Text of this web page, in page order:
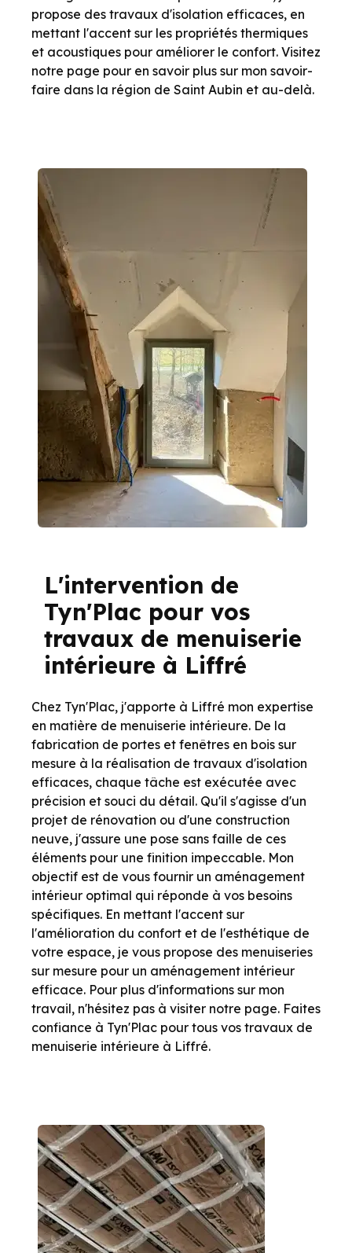
propose des travaux d'isolation efficaces, en
mettant l'accent sur les propriétés thermiques
et acoustiques pour améliorer le confort. Visitez
notre page pour en savoir plus sur mon savoir-
faire dans la région de Saint Aubin et au-delà.
L'intervention de
Tyn'Plac pour vos
travaux de menuiserie
intérieure à Liffré
Chez Tyn'Plac, j'apporte à Liffré mon expertise
en matière de menuiserie intérieure. De la
fabrication de portes et fenêtres en bois sur
mesure à la réalisation de travaux d'isolation
efficaces, chaque tâche est exécutée avec
précision et souci du détail. Qu'il s'agisse d'un
projet de rénovation ou d'une construction
neuve, j'assure une pose sans faille de ces
éléments pour une finition impeccable. Mon
objectif est de vous fournir un aménagement
intérieur optimal qui réponde à vos besoins
spécifiques. En mettant l'accent sur
l'amélioration du confort et de l'esthétique de
votre espace, je vous propose des menuiseries
sur mesure pour un aménagement intérieur
efficace. Pour plus d'informations sur mon
travail, n'hésitez pas à visiter notre page. Faites
confiance à Tyn'Plac pour tous vos travaux de
menuiserie intérieure à Liffré.